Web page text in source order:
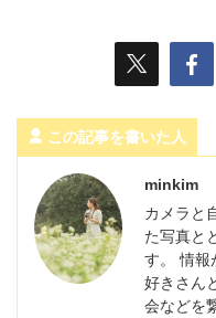
この記事を書いた人
minkim
カメラと
た写真と
す。 情報
好きさん
会などを